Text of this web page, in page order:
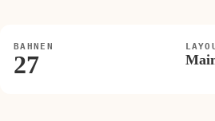
BAHNEN
27